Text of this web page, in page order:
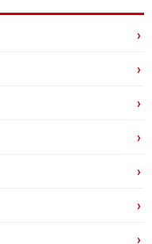
›
›
›
›
›
›
›